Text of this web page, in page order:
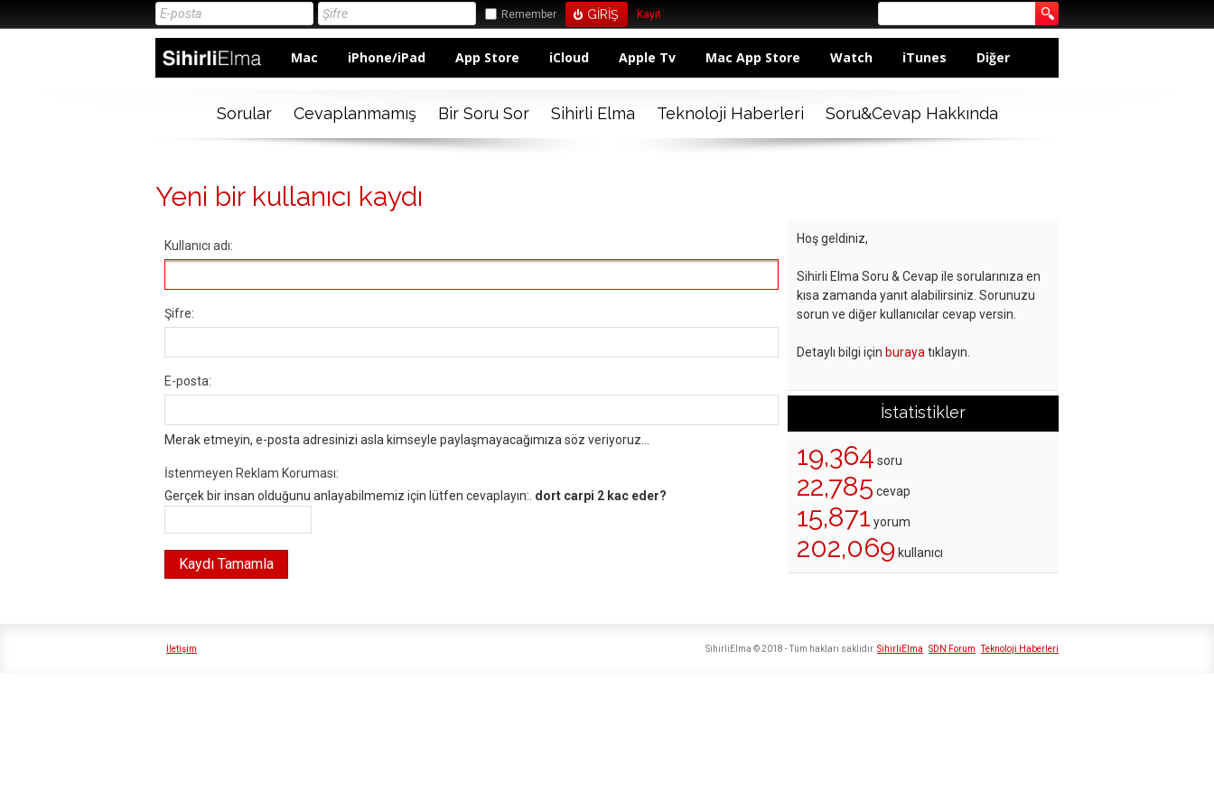
Remember Kayıt
Mac iPhone/iPad App Store iCloud Apple Tv Mac App Store Watch iTunes Diğer
Sorular Cevaplanmamış Bir Soru Sor Sihirli Elma Teknoloji Haberleri Soru&Cevap Hakkında
Yeni bir kullanıcı kaydı
Kullanıcı adı:
Şifre:
E-posta:
Merak etmeyin, e-posta adresinizi asla kimseyle paylaşmayacağımıza söz veriyoruz...
İstenmeyen Reklam Koruması:
Gerçek bir insan olduğunu anlayabilmemiz için lütfen cevaplayın:. dort carpi 2 kac eder?
Hoş geldiniz,
Sihirli Elma Soru & Cevap ile sorularınıza en
kısa zamanda yanıt alabilirsiniz. Sorunuzu
sorun ve diğer kullanıcılar cevap versin.
Detaylı bilgi için buraya tıklayın.
İstatistikler
19,364 soru
22,785 cevap
15,871 yorum
202,069 kullanıcı
İletişim SihirliElma SDN Forum Teknoloji Haberleri
SihirliElma © 2018 - Tüm hakları saklıdır